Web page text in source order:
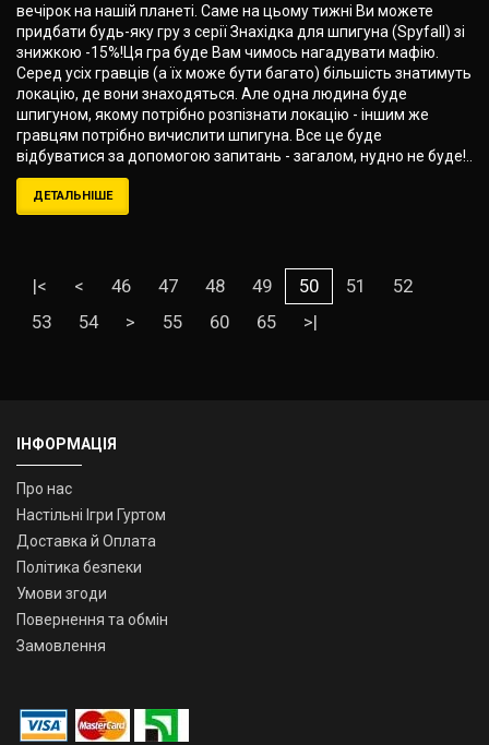
вечірок на нашій планеті. Саме на цьому тижні Ви можете
придбати будь-яку гру з серії Знахідка для шпигуна (Spyfall) зі
знижкою -15%!Ця гра буде Вам чимось нагадувати мафію.
Серед усіх гравців (а їх може бути багато) більшість знатимуть
локацію, де вони знаходяться. Але одна людина буде
шпигуном, якому потрібно розпізнати локацію - іншим же
гравцям потрібно вичислити шпигуна. Все це буде
відбуватися за допомогою запитань - загалом, нудно не буде!..
ДЕТАЛЬНІШЕ
|< < 46 47 48 49 50 51
52
53
54 > 55 60 65 >|
ІНФОРМАЦІЯ
Про нас
Настільні Ігри Гуртом
Доставка й Оплата
Політика безпеки
Умови згоди
Повернення та обмін
Замовлення